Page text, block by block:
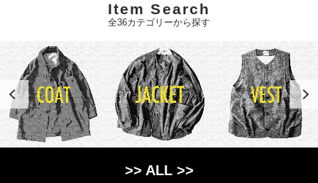
Item Search
全36カテゴリーから探す
>> ALL >>